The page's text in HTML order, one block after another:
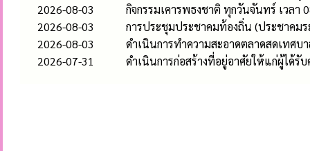
2026-08-03
กิจกรรมเคารพธงชาติ ทุกวันจันทร์ เวลา
2026-08-03
การประชุมประชาคมท้องถิ่น (ประชาคม
2026-08-03
ดำเนินการทำความสะอาดตลาดสดเทศ
2026-07-31
ดำเนินการก่อสร้างที่อยู่อาศัยให้แก่ผู้ได้